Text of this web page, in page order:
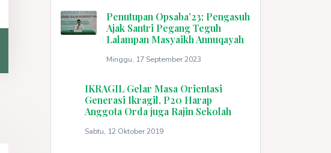
Penutupan Opsaba’23; Pengasuh
Ajak Santri Pegang Teguh
Lalampan Masyaikh Annuqayah
Minggu, 17 September 2023
IKRAGIL Gelar Masa Orientasi
Generasi Ikragil, P20 Harap
Anggota Orda juga Rajin Sekolah
Sabtu, 12 Oktober 2019